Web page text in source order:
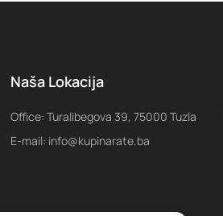
Naša Lokacija
Office: Turalibegova 39, 75000 Tuzla
E-mail: info@kupinarate.ba